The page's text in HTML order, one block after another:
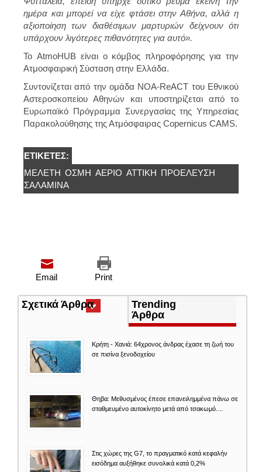
ημέρα και μπορεί να είχε φτάσει στην Αθήνα, αλλά η
αξιοποίηση των διαθέσιμων μαρτυριών δείχνουν ότι
υπάρχουν λιγότερες πιθανότητες για αυτό».
Το AtmoHUB είναι ο κόμβος πληροφόρησης για την
Ατμοσφαιρική Σύσταση στην Ελλάδα.
Συντονίζεται από την ομάδα NOA-ReACT του Εθνικού
Αστεροσκοπείου Αθηνών και υποστηρίζεται από το
Ευρωπαϊκό Πρόγραμμα Συνεργασίας της Υπηρεσίας
Παρακολούθησης της Ατμόσφαιρας Copernicus CAMS.
ΕΤΙΚΈΤΕΣ:
ΜΕΛΕΤΗ ΟΣΜΗ ΑΈΡΙΟ ΑΤΤΙΚΉ ΠΡΟΈΛΕΥΣΗ
ΣΑΛΑΜΊΝΑ
Print
Email
Σχετικά Άρθρα(ενεργή
καρτέλα)
Trending
Άρθρα
Κρήτη - Χανιά: 64χρονος άνδρας έχασε τη ζωή του
σε πισίνα ξενοδοχείου
Θηβα: Μεθυσμένος έπεσε επανειλημμένα πάνω σε
σταθμευμένο αυτοκίνητο μετά από τσακωμό....
Στις χώρες της G7, το πραγματικό κατά κεφαλήν
εισόδημα αυξήθηκε συνολικά κατά 0,2%